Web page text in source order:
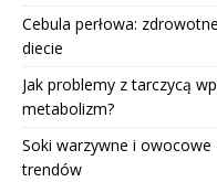
Cebula perłowa:
diecie
Jak problemy z tarczycą
metabolizm?
Soki warzywne i
trendów